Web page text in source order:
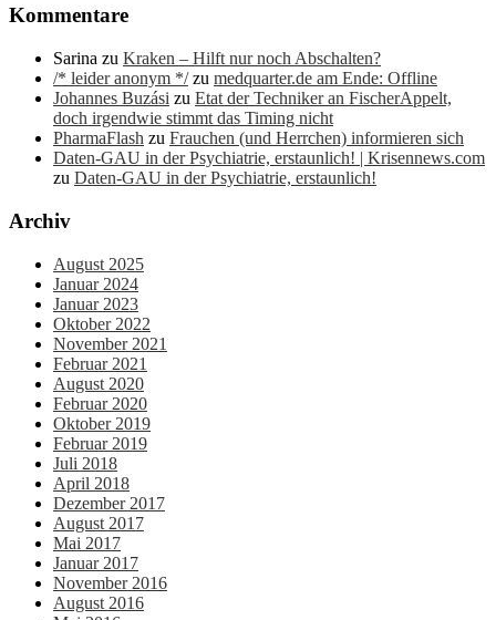
Kommentare
Sarina zu Kraken – Hilft nur noch Abschalten?
/* leider anonym */zu medquarter.de am Ende: Offline
Johannes Buzási zu Etat der Techniker an FischerAppelt,
doch irgendwie stimmt das Timing nicht
PharmaFlash zu Frauchen (und Herrchen) informieren sich
Daten-GAU in der Psychiatrie, erstaunlich! | Krisennews.com
zu Daten-GAU in der Psychiatrie, erstaunlich!
Archiv
August 2025
Januar 2024
Januar 2023
Oktober 2022
November 2021
Februar 2021
August 2020
Februar 2020
Oktober 2019
Februar 2019
Juli 2018
April 2018
Dezember 2017
August 2017
Mai 2017
Januar 2017
November 2016
August 2016